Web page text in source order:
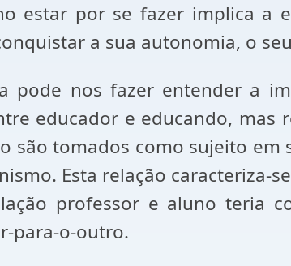
estar por se fazer implica a
a sua autonomia, o
pode nos fazer entender a
educador e educando,
tomados como sujeito em
Esta relação caracteriza-
professor e aluno teria
para-o-outro.